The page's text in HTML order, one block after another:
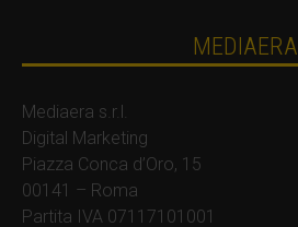
MEDIAERA
Mediaera s.r.l.
Digital Marketing
Piazza Conca d’Oro, 15
00141 – Roma
Partita IVA 07117101001